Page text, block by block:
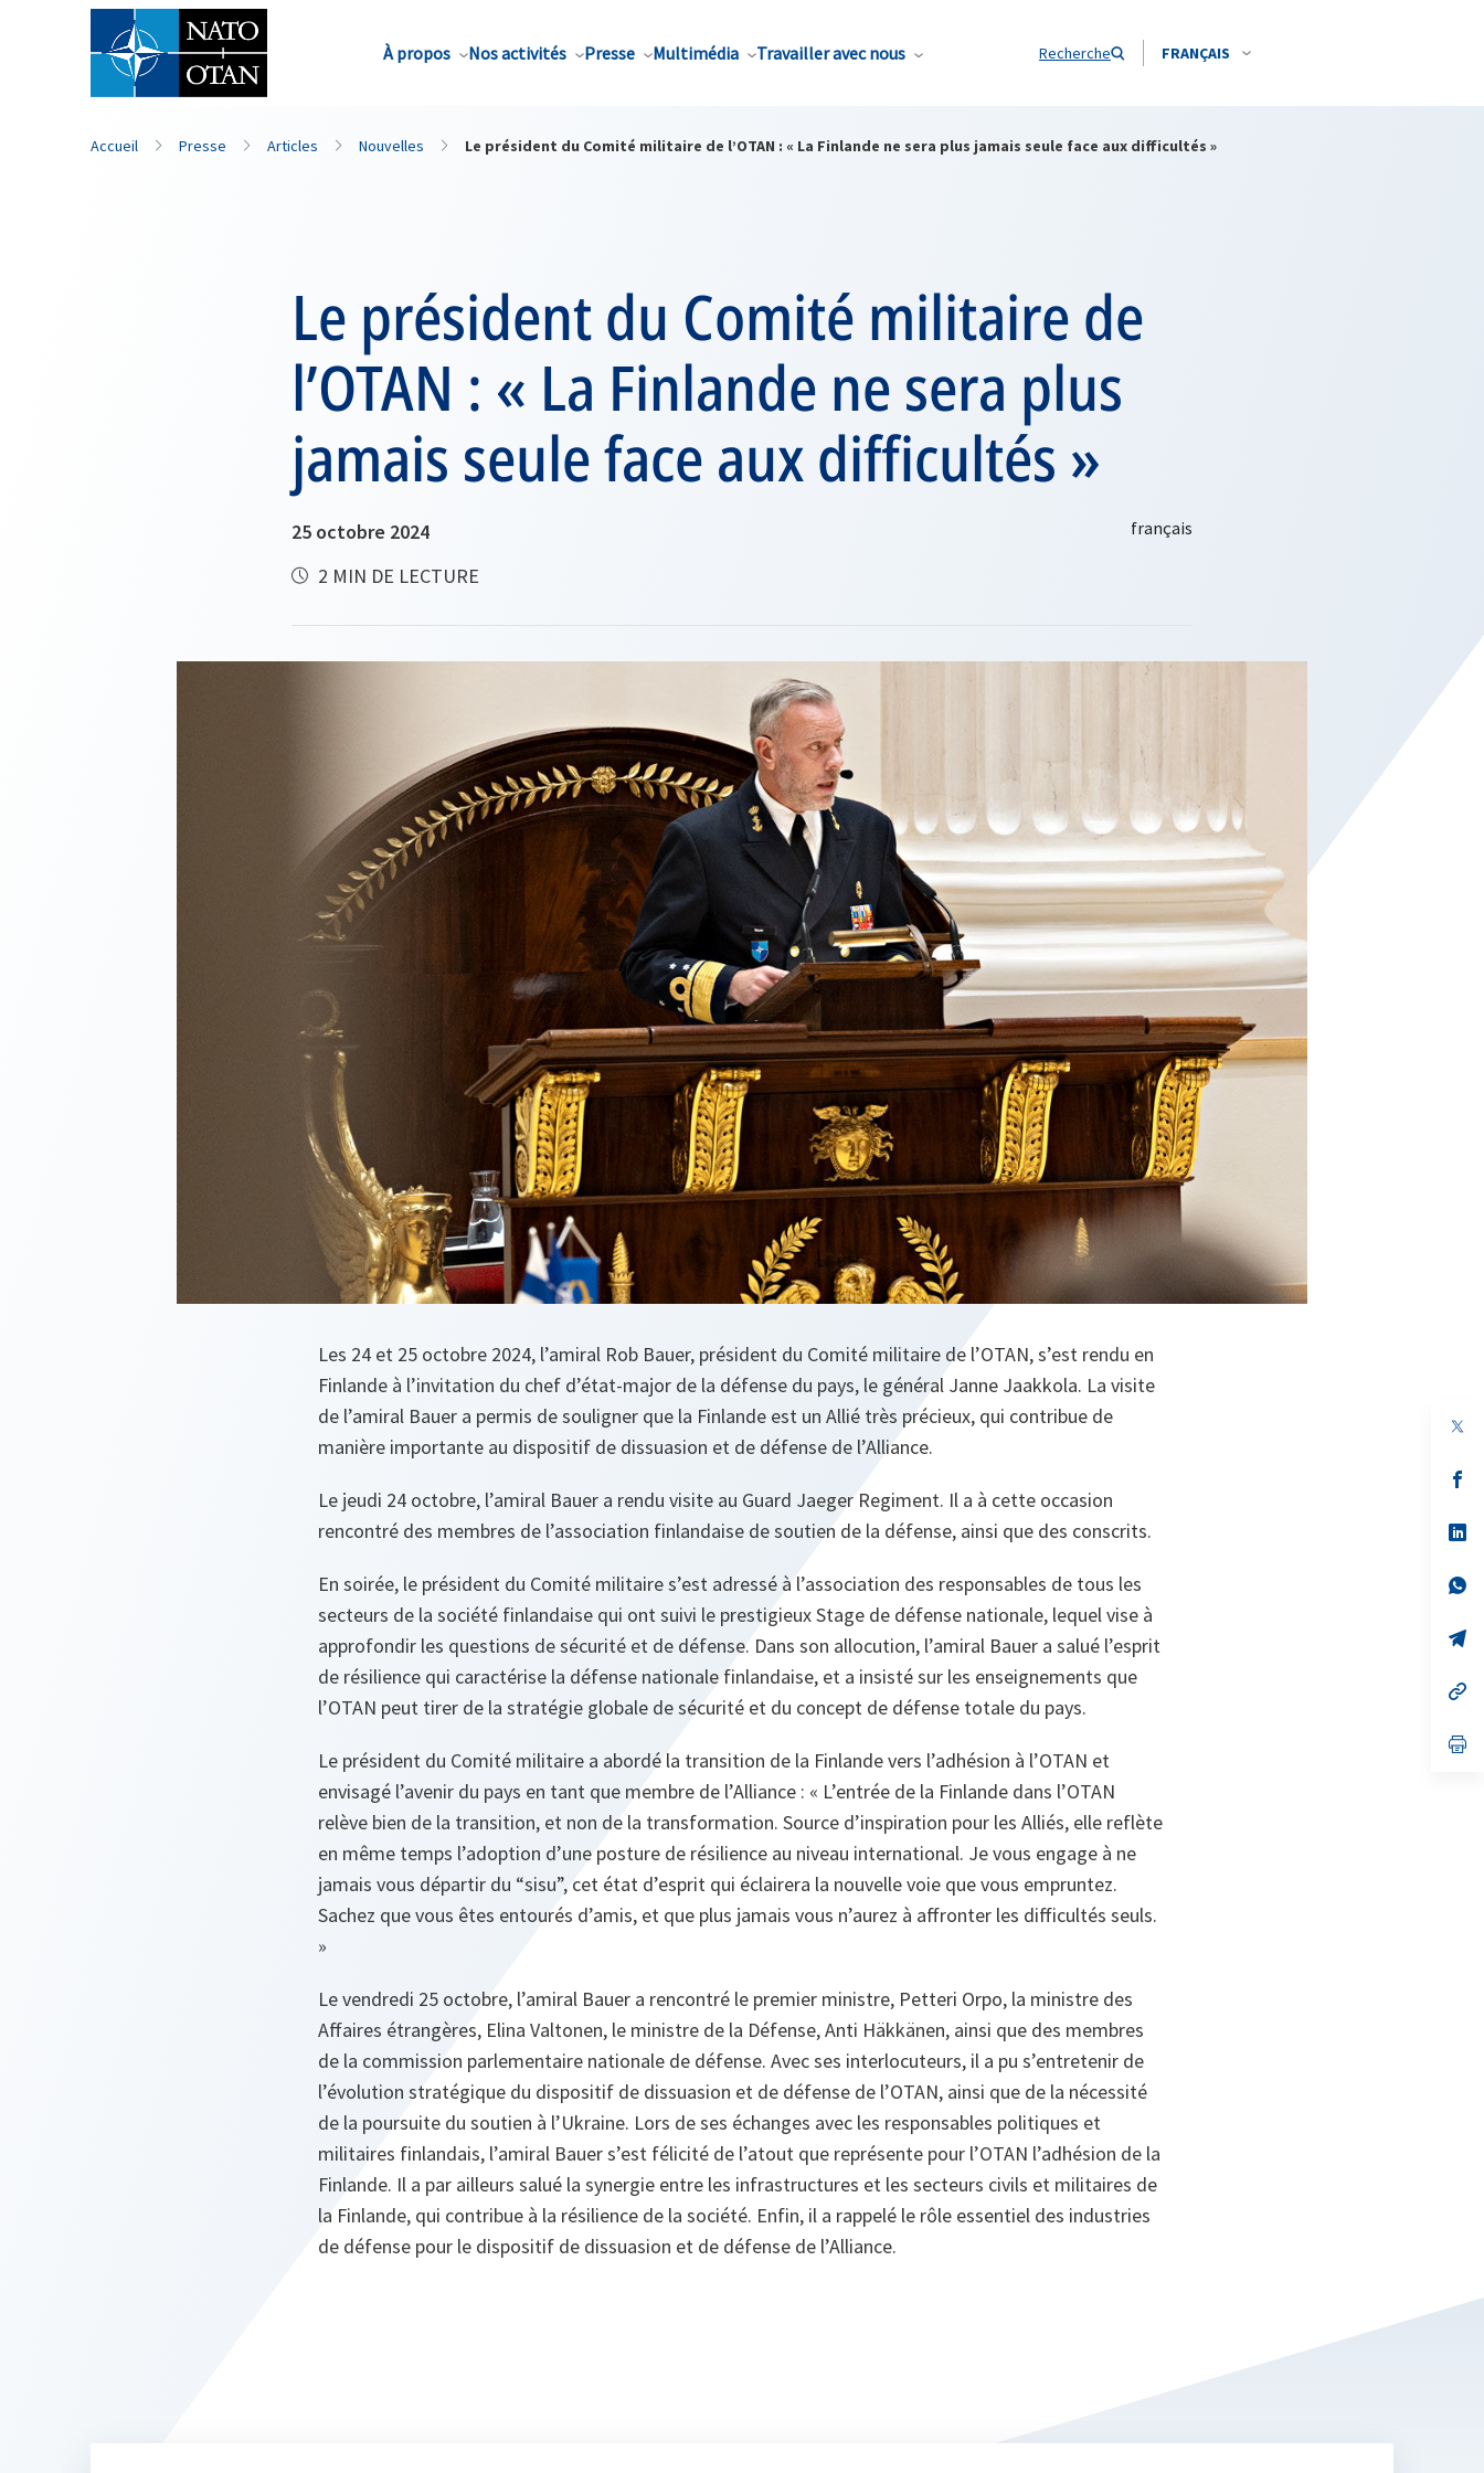
À propos Nos activités Presse Multimédia Travailler avec nous Recherche FRANÇAIS
Nom de famille*
Accueil Presse Articles Nouvelles Le président du Comité militaire de l’OTAN : « La Finlande ne sera plus jamais seule face aux difficultés »
Le président du Comité militaire de
l’OTAN : « La Finlande ne sera plus
jamais seule face aux difficultés »
25 octobre 2024
2 MIN DE LECTURE
Les 24 et 25 octobre 2024, l’amiral Rob Bauer, président du Comité militaire de l’OTAN, s’est rendu en
Finlande à l’invitation du chef d’état-major de la défense du pays, le général Janne Jaakkola. La visite
de l’amiral Bauer a permis de souligner que la Finlande est un Allié très précieux, qui contribue de
manière importante au dispositif de dissuasion et de défense de l’Alliance.
Le jeudi 24 octobre, l’amiral Bauer a rendu visite au Guard Jaeger Regiment. Il a à cette occasion
rencontré des membres de l’association finlandaise de soutien de la défense, ainsi que des conscrits.
En soirée, le président du Comité militaire s’est adressé à l’association des responsables de tous les
secteurs de la société finlandaise qui ont suivi le prestigieux Stage de défense nationale, lequel vise à
approfondir les questions de sécurité et de défense. Dans son allocution, l’amiral Bauer a salué l’esprit
de résilience qui caractérise la défense nationale finlandaise, et a insisté sur les enseignements que
l’OTAN peut tirer de la stratégie globale de sécurité et du concept de défense totale du pays.
Le président du Comité militaire a abordé la transition de la Finlande vers l’adhésion à l’OTAN et
envisagé l’avenir du pays en tant que membre de l’Alliance : « L’entrée de la Finlande dans l’OTAN
relève bien de la transition, et non de la transformation. Source d’inspiration pour les Alliés, elle reflète
en même temps l’adoption d’une posture de résilience au niveau international. Je vous engage à ne
jamais vous départir du “sisu”, cet état d’esprit qui éclairera la nouvelle voie que vous empruntez.
Sachez que vous êtes entourés d’amis, et que plus jamais vous n’aurez à affronter les difficultés seuls.
»
Le vendredi 25 octobre, l’amiral Bauer a rencontré le premier ministre, Petteri Orpo, la ministre des
Affaires étrangères, Elina Valtonen, le ministre de la Défense, Anti Häkkänen, ainsi que des membres
de la commission parlementaire nationale de défense. Avec ses interlocuteurs, il a pu s’entretenir de
l’évolution stratégique du dispositif de dissuasion et de défense de l’OTAN, ainsi que de la nécessité
de la poursuite du soutien à l’Ukraine. Lors de ses échanges avec les responsables politiques et
militaires finlandais, l’amiral Bauer s’est félicité de l’atout que représente pour l’OTAN l’adhésion de la
Finlande. Il a par ailleurs salué la synergie entre les infrastructures et les secteurs civils et militaires de
la Finlande, qui contribue à la résilience de la société. Enfin, il a rappelé le rôle essentiel des industries
de défense pour le dispositif de dissuasion et de défense de l’Alliance.